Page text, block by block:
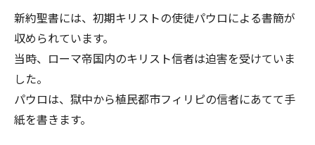
新約聖書には、初期キリストの使徒パウロによる書簡が
収められています。
当時、ローマ帝国内のキリスト信者は迫害を受けていま
した。
パウロは、獄中から植民都市フィリピの信者にあてて手
紙を書きます。